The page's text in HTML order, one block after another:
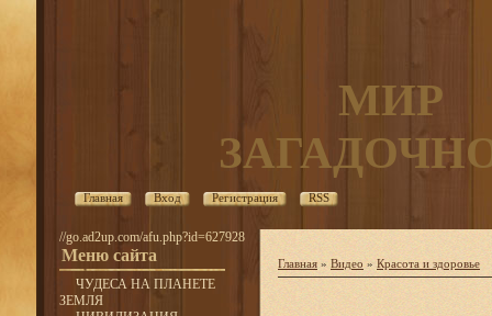
МИР
Главная Вход Регистрация RSS
//go.ad2up.com/afu.php?id=627928
Меню сайта
ЧУДЕСА НА ПЛАНЕТЕ
ЗЕМЛЯ
Главная » Видео » Красота и здоровье